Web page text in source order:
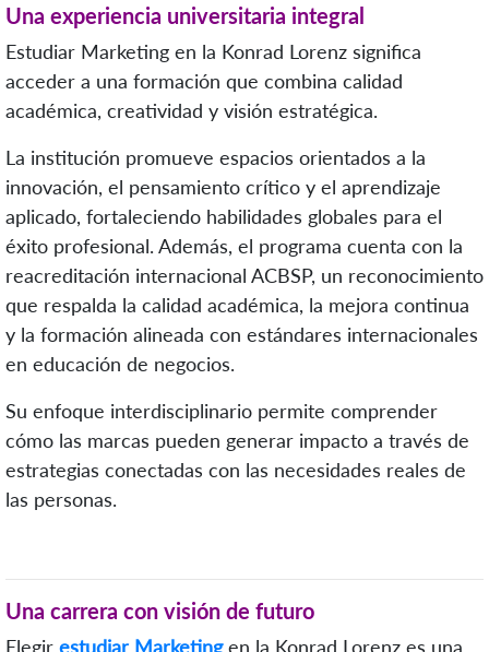
Una experiencia universitaria integral
Estudiar Marketing en la Konrad Lorenz significa
acceder a una formación que combina calidad
académica, creatividad y visión estratégica.
La institución promueve espacios orientados a la
innovación, el pensamiento crítico y el aprendizaje
aplicado, fortaleciendo habilidades globales para el
éxito profesional. Además, el programa cuenta con la
reacreditación internacional ACBSP, un reconocimiento
que respalda la calidad académica, la mejora continua
y la formación alineada con estándares internacionales
en educación de negocios.
Su enfoque interdisciplinario permite comprender
cómo las marcas pueden generar impacto a través de
estrategias conectadas con las necesidades reales de
las personas.
Una carrera con visión de futuro
Elegir estudiar Marketingen la Konrad Lorenz es una